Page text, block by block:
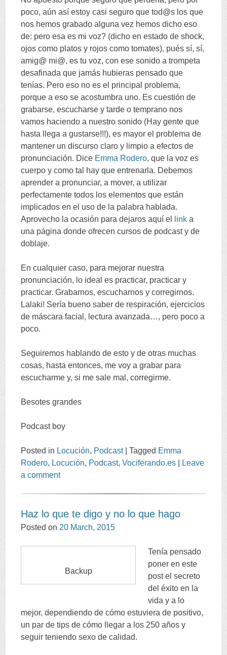
poco,aún así estoy casi seguro que tod@s los que
nos hemos grabado alguna vez hemos dicho eso
de: pero esa es mi voz? (dicho en estado de shock,
ojos como platos y rojos como tomates), pués sí,sí,
amig@ mi@,es tu voz,con ese sonido a trompeta
desafinada que jamás hubieras pensado que
tenías. Pero eso no es el principal problema,
porque a eso se acostumbra uno. Es cuestión de
grabarse,escucharse y tarde o temprano nos
vamos haciendo a nuestro sonido (Hay gente que
hasta llega a gustarse!!!),es mayor el problema de
mantener un discurso claro y limpio a efectos de
pronunciación. Dice Emma Rodero,que la voz es
cuerpo y como tal hay que entrenarla. Debemos
aprender a pronunciar,a mover,a utilizar
perfectamente todos los elementos que están
implicados en el uso de la palabra hablada.
Aprovecho la ocasión para dejaros aquí el
link a
una página donde ofrecen cursos de podcast y de
doblaje.
En cualquier caso, para mejorar nuestra
pronunciación, lo ideal es practicar, practicar y
practicar.Grabarnos,escucharnos y corregirnos.
Lalaki! Sería bueno saber de respiración,ejercicios
de máscara facial , lectura avanzada…, pero poco a
poco.
Seguiremos hablando de esto y de otras muchas
cosas, hasta entonces, me voy a grabar para
escucharme y,si me sale mal ,corregirme.
Besotes grandes
Podcast boy
Posted in Locución, Podcast |Tagged Emma
Rodero, Locución, Podcast,Vociferando.es
Leave
a comment
Haz lo que te digo y no lo que hago
Posted on 20 March, 2015
Backup
Tenía pensado
poner en este
post el secreto
del éxito en la
vida y a lo
mejor,dependiendo de cómo estuviera de positivo,
un par de tips de cómo llegar a los 250años y
seguir teniendo sexo de calidad.